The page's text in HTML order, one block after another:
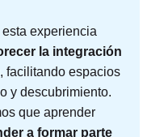
experiencia
la integración
facilitando espacios
y descubrimiento.
que aprender
a formar parte